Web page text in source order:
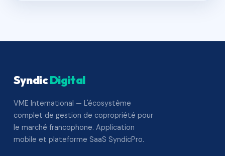
SyndicDigital
VME International — L'écosystème
complet de gestion de copropriété pour
le marché francophone. Application
mobile et plateforme SaaS SyndicPro.